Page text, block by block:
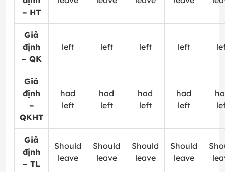
– HT
Giả
định
– QK
left left left left
Giả
định
–
QKHT
had
left
had
left
had
left
had
left
Giả
định
– TL
Should
leave
Should
leave
Should
leave
Should
leave